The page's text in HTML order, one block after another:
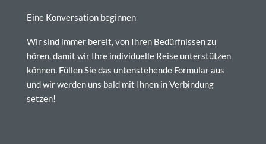
Eine Konversation beginnen
Wir sind immer bereit, von Ihren Bedürfnissen zu
hören, damit wir Ihre individuelle Reise unterstützen
können. Füllen Sie das untenstehende Formular aus
und wir werden uns bald mit Ihnen in Verbindung
setzen!